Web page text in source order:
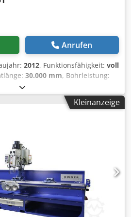
Anrufen
2012, Funktionsfähigkeit: voll
30.000 mm, Bohrleistung:
, Bohrerdurchmesser:40 mm,
, FICEP HP35T - CNC-SAEGE-
von Winkelstahl (L-
und Bohren laufen in einem
mit DSTV-Datenanbindung - das
und Ausschuss bei
und
& UEBERHOLUNG
durch zertifizierten Techniker,
Kleinanzeige